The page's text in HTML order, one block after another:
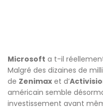
Microsoft a t-il
Malgré des dizaines de
de Zenimax et d’
américain semble
investissement avant